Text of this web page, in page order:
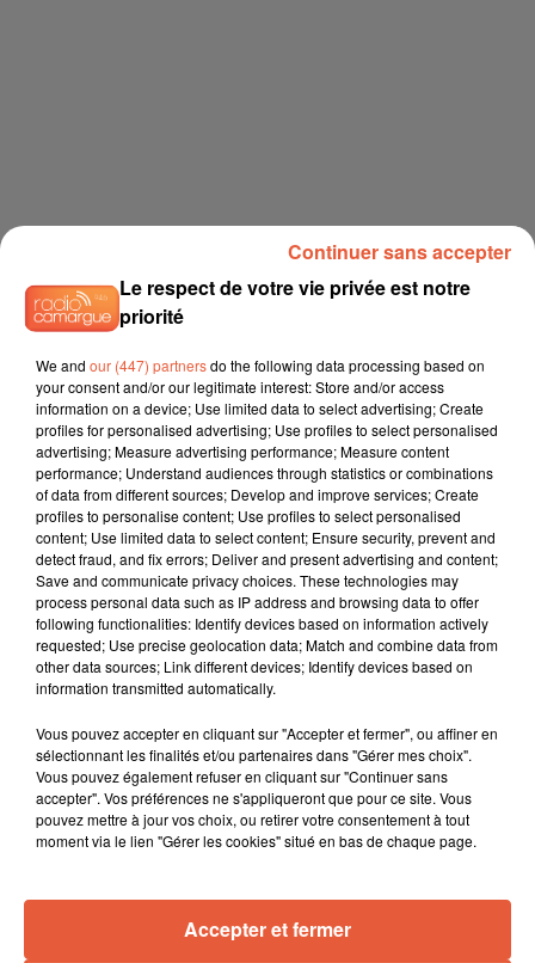
À LA UNE
3 août 2026
Sauvage'On Festival : une première édition
électro attendue au cœur...
3 août 2026
Le respect de votre vie privée est notre
priorité
We and our (447) partnersdo the following data processing based on
your consent and/or our legitimate interest: Store and/or access
information on a device; Use limited data to select advertising; Create
profiles for personalised advertising; Use profiles to select personalised
advertising; Measure advertising performance; Measure content
performance; Understand audiences through statistics or combinations
of data from different sources; Develop and improve services; Create
profiles to personalise content; Use profiles to select personalised
content; Use limited data to select content; Ensure security, prevent and
detect fraud, and fix errors; Deliver and present advertising and content;
Save and communicate privacy choices. These technologies may
process personal data such as IP address and browsing data to offer
following functionalities: Identify devices based on information actively
requested; Use precise geolocation data; Match and combine data from
other data sources; Link different devices; Identify devices based on
information transmitted automatically.
Vous pouvez accepter en cliquant sur "Accepter et fermer", ou affiner en
sélectionnant les finalités et/ou partenaires dans "Gérer mes choix".
Vous pouvez également refuser en cliquant sur "Continuer sans
accepter". Vos préférences ne s'appliqueront que pour ce site. Vous
pouvez mettre à jour vos choix, ou retirer votre consentement à tout
moment via le lien "Gérer les cookies" situé en bas de chaque page.
Accepter et fermer
Continuer sans accepter